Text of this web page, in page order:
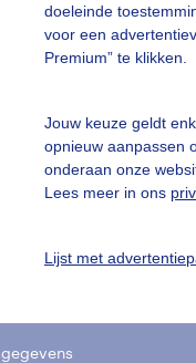
doeleinde
voor een
Premium” te klikken.
Jouw keuze geldt
opnieuw aanpassen
onderaan onze
Lees meer in ons
Lijst met
slideshow